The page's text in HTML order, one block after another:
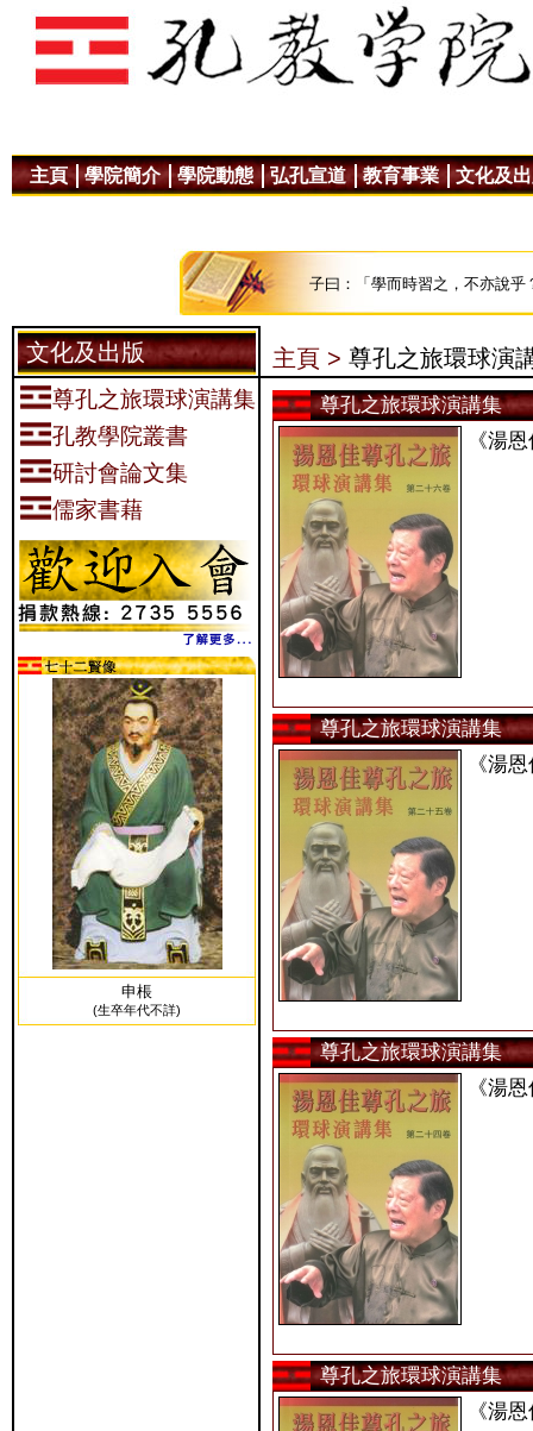
主頁 學院簡介 學院動態 弘孔宣道 教育事業 文化及
子曰：「學而時習之，不亦說
文化及出版
尊孔之旅環球演講集
孔教學院叢書
研討會論文集
儒家書藉
申棖
(生卒年代不詳)
主頁 > 尊孔之旅環球演
尊孔之旅環球演講集
《湯
尊孔之旅環球演講集
《湯
尊孔之旅環球演講集
《湯
尊孔之旅環球演講集
《湯